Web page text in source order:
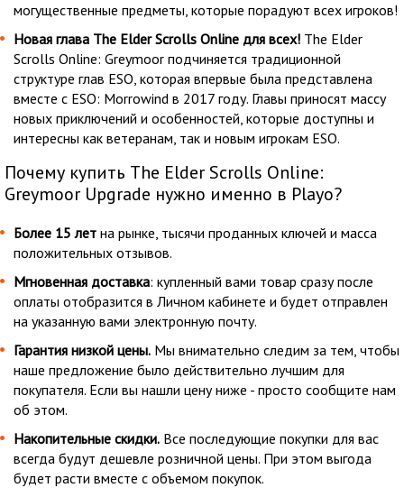
могущественные предметы, которые порадуют всех игроков!
Новая глава The Elder Scrolls Online для всех! The Elder
Scrolls Online: Greymoor подчиняется традиционной
структуре глав ESO, которая впервые была представлена
вместе с ESO: Morrowind в 2017 году. Главы приносят массу
новых приключений и особенностей, которые доступны и
интересны как ветеранам, так и новым игрокам ESO.
Почему купить The Elder Scrolls Online:
Greymoor Upgrade нужно именно в Playo?
Более 15 лет на рынке, тысячи проданных ключей и масса
положительных отзывов.
Мгновенная доставка: купленный вами товар сразу после
оплаты отобразится в Личном кабинете и будет отправлен
на указанную вами электронную почту.
Гарантия низкой цены. Мы внимательно следим за тем, чтобы
наше предложение было действительно лучшим для
покупателя. Если вы нашли цену ниже - просто сообщите нам
об этом.
Накопительные скидки. Все последующие покупки для вас
всегда будут дешевле розничной цены. При этом выгода
будет расти вместе с объемом покупок.